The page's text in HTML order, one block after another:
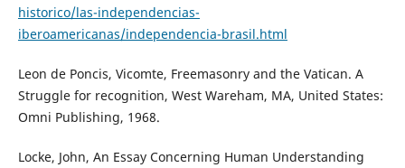
historico/las-independencias-
iberoamericanas/independencia-brasil.html
Leon de Poncis, Vicomte, Freemasonry and the Vatican. A
Struggle for recognition, West Wareham, MA, United States:
Omni Publishing, 1968.
Locke, John, An Essay Concerning Human Understanding